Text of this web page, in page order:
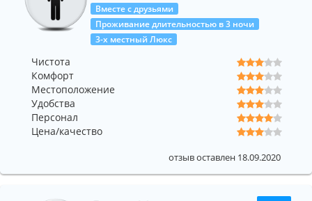
Вместе с друзьями
Проживание длительностью в 3 ночи
3-х местный Люкс
Чистота
Комфорт
Местоположение
Удобства
Персонал
Цена/качество
отзыв оставлен 18.09.2020